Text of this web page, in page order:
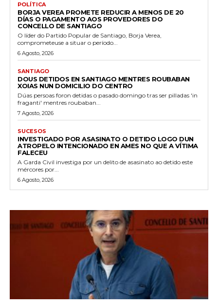
POLÍTICA
BORJA VEREA PROMETE REDUCIR A MENOS DE 20
DÍAS O PAGAMENTO AOS PROVEDORES DO
CONCELLO DE SANTIAGO
O líder do Partido Popular de Santiago, Borja Verea,
comprometeuse a situar o período...
6 Agosto, 2026
SANTIAGO
DOUS DETIDOS EN SANTIAGO MENTRES ROUBABAN
XOIAS NUN DOMICILIO DO CENTRO
Dúas persoas foron detidas o pasado domingo tras ser pilladas 'in
fraganti' mentres roubaban...
7 Agosto, 2026
SUCESOS
INVESTIGADO POR ASASINATO O DETIDO LOGO DUN
ATROPELO INTENCIONADO EN AMES NO QUE A VÍTIMA
FALECEU
A Garda Civil investiga por un delito de asasinato ao detido este
mércores por...
6 Agosto, 2026